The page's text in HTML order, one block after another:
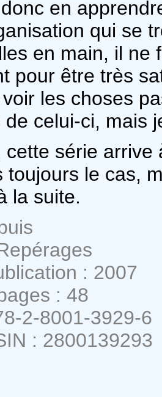
en
qui se
en main, il ne
pour être très
les choses
celui-ci, mais
cette série
toujours le cas,
la suite.
: 2007
: 48
2-8001-3929-6
: 2800139293